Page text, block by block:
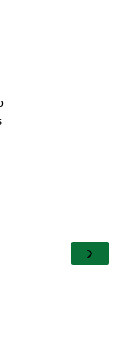
›